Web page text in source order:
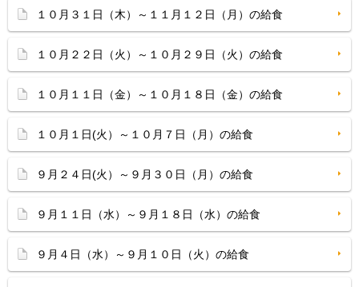
１０月３１日（木）～１１月１２日（月）の給食
１０月２２日（火）～１０月２９日（火）の給食
１０月１１日（金）～１０月１８日（金）の給食
１０月１日(火）～１０月７日（月）の給食
９月２４日(火）～９月３０日（月）の給食
９月１１日（水）～９月１８日（水）の給食
９月４日（水）～９月１０日（火）の給食